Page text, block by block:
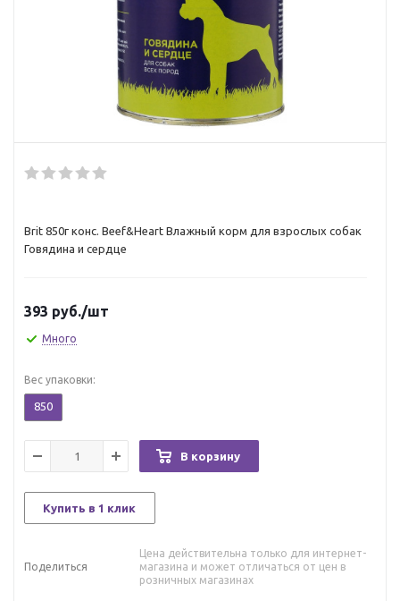
Brit 850г конс. Beef&Heart Влажный корм для взрослых собак
Говядина и сердце
393 руб./шт
Много
Вес упаковки:
850
В корзину
Купить в 1 клик
Поделиться
Цена действительна только для интернет-
магазина и может отличаться от цен в
розничных магазинах